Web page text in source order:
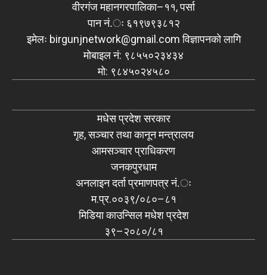
वीरगंज महानगरपालिका–११, पर्सा
पान नं.ः ६१९७९३८१२
इमेलः birgunjnetwork@gmail.comविज्ञापनको लागि
मोबाइल नं: ९८५५०२३४३४
मो: ९८४५०२४५८०
मधेस प्रदेश सरकार
गृह, सञ्चार तथा कानून मन्त्रालय
आमसञ्चार प्राधिकरण
जनकपुरधाम
अनलाइन दर्ता प्रमाणपत्र नं.ः
म.प्र.००३९/०८०–८१
मिडिया काउन्सिल मधेश प्रदेश
३९–२०८०/८१